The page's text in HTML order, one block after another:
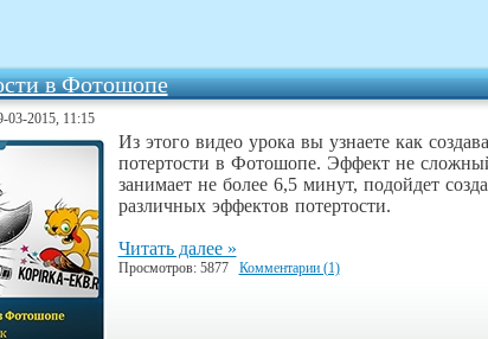
в Фотошопе
03-2015, 11:15
Из этого видео урока вы узнаете как
потертости в Фотошопе. Эффект не
занимает не более 6,5 минут, подойдет
различных эффектов потертости.
Читать далее »
Просмотров: 5877 Комментарии (1)